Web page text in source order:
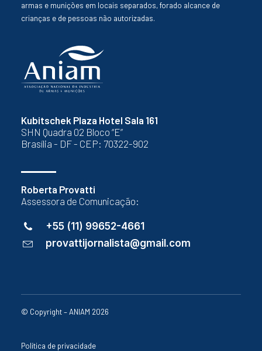
Kubitschek Plaza Hotel Sala 161
SHN Quadra 02 Bloco “E”
Brasília - DF - CEP: 70322-902
Roberta Provatti
Assessora de Comunicação:
+55 (11) 99652-4661
provattijornalista@gmail.com
armas e munições em locais separados, forado alcance de
crianças e de pessoas não autorizadas.
© Copyright – ANIAM 2026
Política de privacidade